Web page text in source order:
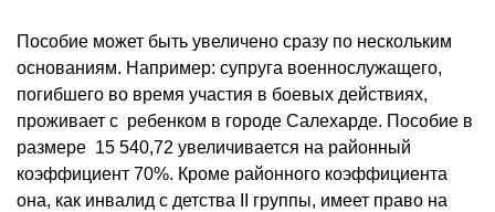
Пособие может быть увеличено сразу по нескольким
основаниям. Например: супруга военнослужащего,
погибшего во время участия в боевых действиях,
проживает с ребенком в городе Салехарде. Пособие в
размере 15 540,72 увеличивается на районный
коэффициент 70%. Кроме районного коэффициента
она, как инвалид с детства II группы, имеет право на